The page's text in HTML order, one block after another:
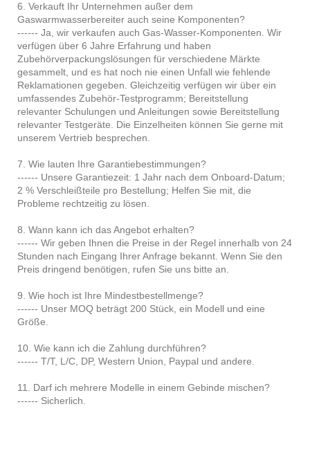
6. Verkauft Ihr Unternehmen außer dem
Gaswarmwasserbereiter auch seine Komponenten?
------ Ja, wir verkaufen auch Gas-Wasser-Komponenten. Wir
verfügen über 6 Jahre Erfahrung und haben
Zubehörverpackungslösungen für verschiedene Märkte
gesammelt, und es hat noch nie einen Unfall wie fehlende
Reklamationen gegeben. Gleichzeitig verfügen wir über ein
umfassendes Zubehör-Testprogramm; Bereitstellung
relevanter Schulungen und Anleitungen sowie Bereitstellung
relevanter Testgeräte. Die Einzelheiten können Sie gerne mit
unserem Vertrieb besprechen.
7. Wie lauten Ihre Garantiebestimmungen?
------ Unsere Garantiezeit: 1 Jahr nach dem Onboard-Datum;
2 % Verschleißteile pro Bestellung; Helfen Sie mit, die
Probleme rechtzeitig zu lösen.
8. Wann kann ich das Angebot erhalten?
------ Wir geben Ihnen die Preise in der Regel innerhalb von 24
Stunden nach Eingang Ihrer Anfrage bekannt. Wenn Sie den
Preis dringend benötigen, rufen Sie uns bitte an.
9. Wie hoch ist Ihre Mindestbestellmenge?
------ Unser MOQ beträgt 200 Stück, ein Modell und eine
Größe.
10. Wie kann ich die Zahlung durchführen?
------ T/T, L/C, DP, Western Union, Paypal und andere.
11. Darf ich mehrere Modelle in einem Gebinde mischen?
------ Sicherlich.